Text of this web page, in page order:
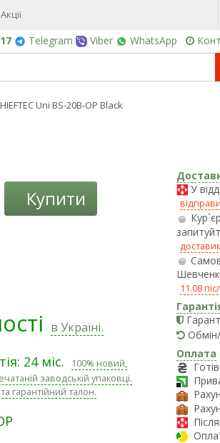
Акції
Telegram Viber WhatsApp
Uni BS-20B-OP Black
Купити
в Україні.
24 міс.
100% новий,
заводській упаковці.
гарантійний талон.
У
11.08
Оплата